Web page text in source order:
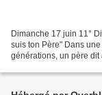
Dimanche 17 juin 11°
suis ton Père" Dans
générations, un père